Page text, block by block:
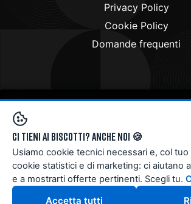
Privacy Policy
Cookie Policy
Domande frequenti
Copyright © 2024 . All
Ci tieni ai biscotti? Anche noi 🍪
Usiamo cookie tecnici necessari e, col
cookie statistici e di marketing: ci aiutano
e a mostrarti offerte pertinenti. Scegli tu.
Accetta tutti